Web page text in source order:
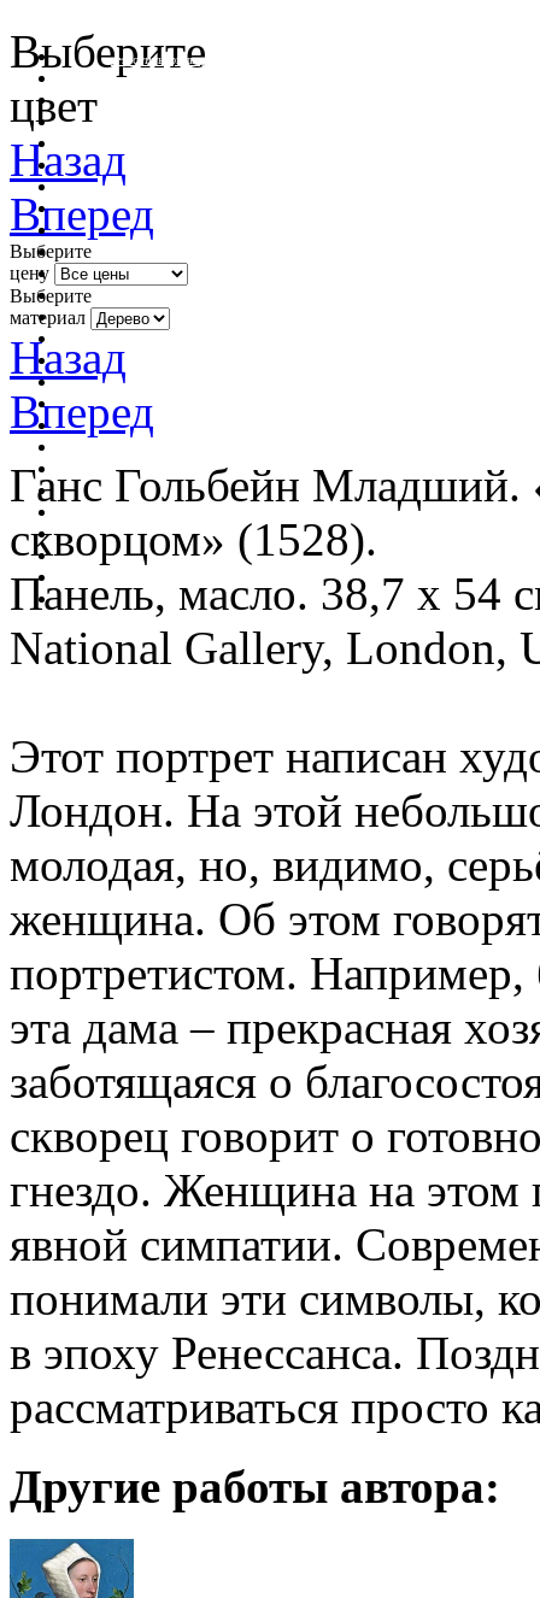
очистить фильтр цвета
Выберите
цвет
Назад
Вперед
Выберите
цену
Выберите
материал
Назад
Вперед
Ганс Гольбейн Младший.
скворцом» (1528).
Панель, масло. 38,7 x 54
National Gallery, London,
Этот портрет написан
Лондон. На этой
молодая, но, видимо,
женщина. Об этом
портретистом. Например,
эта дама – прекрасная
заботящаяся о
скворец говорит о
гнездо. Женщина на этом
явной симпатии.
понимали эти символы,
в эпоху Ренессанса.
рассматриваться просто
Другие работы автора: